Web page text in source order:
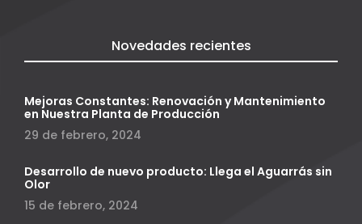
Novedades recientes
Mejoras Constantes: Renovación y Mantenimiento
en Nuestra Planta de Producción
29 de febrero, 2024
Desarrollo de nuevo producto: Llega el Aguarrás sin
Olor
15 de febrero, 2024